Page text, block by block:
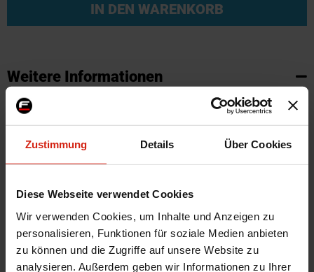
Zustimmung Details Über Cookies
Diese Webseite verwendet Cookies
Wir verwenden Cookies, um Inhalte und Anzeigen zu
personalisieren, Funktionen für soziale Medien anbieten
zu können und die Zugriffe auf unsere Website zu
analysieren. Außerdem geben wir Informationen zu Ihrer
IN DEN WARENKORB
Weitere Informationen
Weitere
Informationen
SKU
Marke
Sparco
Zertifikat
Kein Gutachten oder ABE
Montagematerial
Ja
Lochkreis
6x70
Menge
1 Stück